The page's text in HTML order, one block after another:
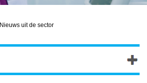
Nieuws uit de sector